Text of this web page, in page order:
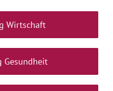
Wirtschaft
Gesundheit